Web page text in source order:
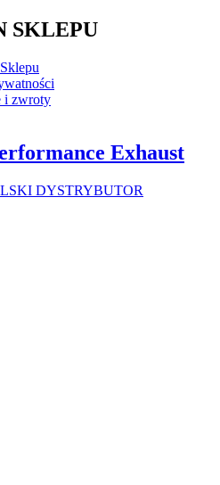
SKLEPU
i zwroty
Exhaust
DYSTRYBUTOR